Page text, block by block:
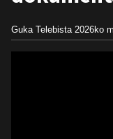
Guka Telebista 2026ko